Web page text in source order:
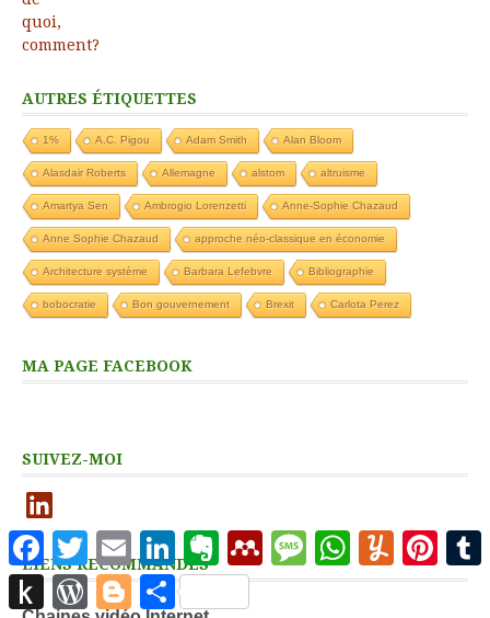
AUTRES ÉTIQUETTES
1% A.C. Pigou Adam Smith Alan Bloom
Alasdair Roberts Allemagne alstom altruisme
Amartya Sen Ambrogio Lorenzetti Anne-Sophie Chazaud
Anne Sophie Chazaud approche néo-classique en économie
Architecture système Barbara Lefebvre Bibliographie
bobocratie Bon gouvernement Brexit Carlota Perez
MA PAGE FACEBOOK
SUIVEZ-MOI
LinkedIn
LIENS RECOMMANDÉS
FacebookTwitterEmail LinkedInEvernoteMendeleyMessageWhatsAppYummly
Push
to
WordPress
BloggerPartager